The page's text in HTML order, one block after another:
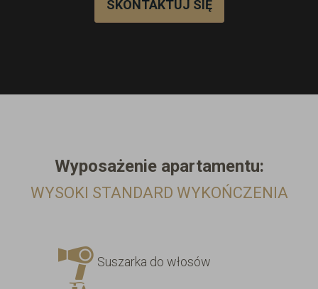
SKONTAKTUJ SIĘ
Wyposażenie apartamentu:
WYSOKI STANDARD WYKOŃCZENIA
Suszarka do włosów